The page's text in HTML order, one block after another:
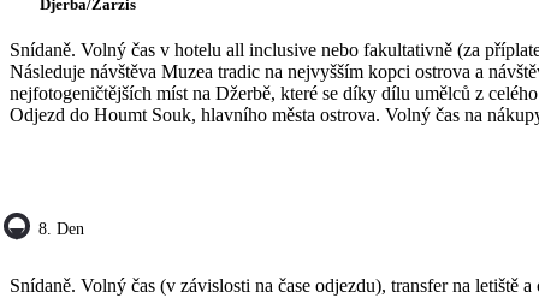
Djerba/Zarzis
Snídaně. Volný čas v hotelu all inclusive nebo fakultativně (za
Následuje návštěva Muzea tradic na nejvyšším kopci ostrova a
nejfotogeničtějších míst na Džerbě, které se díky dílu umělců z
Odjezd do Houmt Souk, hlavního města ostrova. Volný čas na
8. Den
Snídaně. Volný čas (v závislosti na čase odjezdu), transfer na letiště